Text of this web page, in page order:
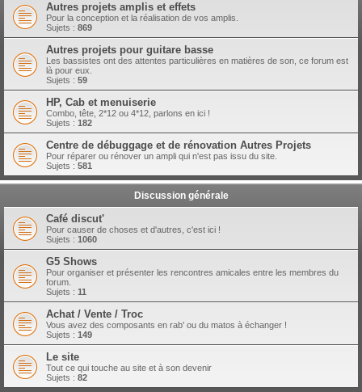
Autres projets amplis et effets
Pour la conception et la réalisation de vos amplis.
Sujets : 869
Autres projets pour guitare basse
Les bassistes ont des attentes particulières en matières de son, ce forum est
là pour eux.
Sujets : 59
HP, Cab et menuiserie
Combo, tête, 2*12 ou 4*12, parlons en ici !
Sujets : 182
Centre de débuggage et de rénovation Autres Projets
Pour réparer ou rénover un ampli qui n'est pas issu du site.
Sujets : 581
Discussion générale
Café discut'
Pour causer de choses et d'autres, c'est ici !
Sujets : 1060
G5 Shows
Pour organiser et présenter les rencontres amicales entre les membres du
forum.
Sujets : 11
Achat / Vente / Troc
Vous avez des composants en rab' ou du matos à échanger !
Sujets : 149
Le site
Tout ce qui touche au site et à son devenir
Sujets : 82